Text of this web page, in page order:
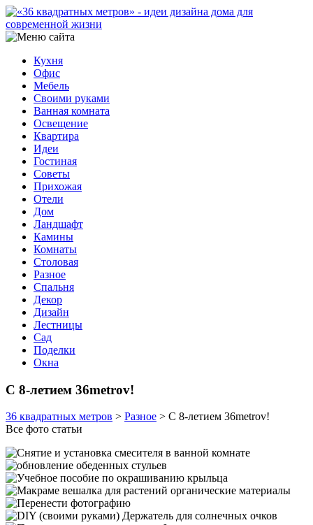
Кухня
Офис
Мебель
Своими руками
Ванная комната
Освещение
Квартира
Идеи
Гостиная
Советы
Прихожая
Отели
Дом
Ландшафт
Камины
Комнаты
Столовая
Разное
Спальня
Декор
Дизайн
Лестницы
Сад
Поделки
Окна
С 8-летием 36metrov!
36 квадратных метров > Разное > С 8-летием 36metrov!
Все фото статьи